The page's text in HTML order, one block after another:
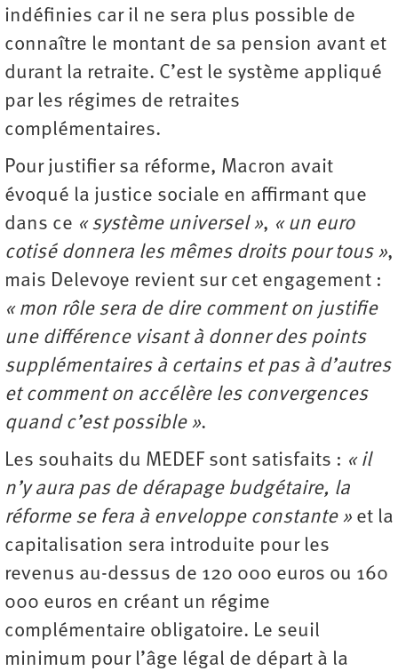
indéfinies car il ne sera plus possible de
connaître le montant de sa pension avant et
durant la retraite. C’est le système appliqué
par les régimes de retraites
complémentaires.
Pour justifier sa réforme, Macron avait
évoqué la justice sociale en affirmant que
dans ce « système universel », « un euro
cotisé donnera les mêmes droits pour tous »,
mais Delevoye revient sur cet engagement :
« mon rôle sera de dire comment on justifie
une différence visant à donner des points
supplémentaires à certains et pas à d’autres
et comment on accélère les convergences
quand c’est possible ».
Les souhaits du MEDEF sont satisfaits : « il
n’y aura pas de dérapage budgétaire, la
réforme se fera à enveloppe constante » et la
capitalisation sera introduite pour les
revenus au-dessus de 120 000 euros ou 160
000 euros en créant un régime
complémentaire obligatoire. Le seuil
minimum pour l’âge légal de départ à la